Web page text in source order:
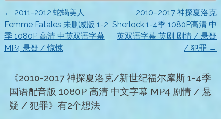
文
章
航
← 2011-2012 蛇蝎美人
Femme Fatales 未删减版 1-2
季 1080P 高清 中英双语字幕
MP4 悬疑 / 惊悚
2010–2017 神探夏洛克
Sherlock 1-4季 1080P高清 中
英双语字幕 英剧 剧情 / 悬疑
/ 犯罪 →
《2010-2017 神探夏洛克/新世纪福尔摩斯 1-4季
国语配音版 1080P 高清 中文字幕 MP4 剧情 / 悬
疑 / 犯罪》有2个想法